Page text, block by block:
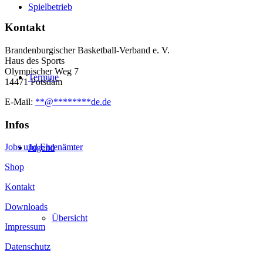
Spielbetrieb
Termine
Jugend
Übersicht
Kontakt
Brandenburgischer Basketball-Verband e. V.
Haus des Sports
Olympischer Weg 7
14471 Potsdam
E-Mail: **@********de.de
Infos
Jobs und Ehrenämter
Shop
Kontakt
Downloads
Impressum
Datenschutz